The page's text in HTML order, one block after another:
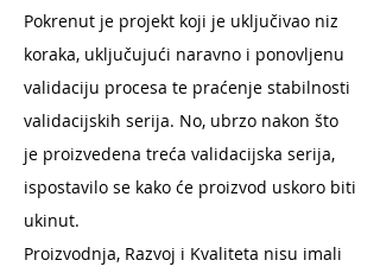
Pokrenut je projekt koji je uključivao niz
koraka, uključujući naravno i ponovljenu
validaciju procesa te praćenje stabilnosti
validacijskih serija. No, ubrzo nakon što
je proizvedena treća validacijska serija,
ispostavilo se kako će proizvod uskoro biti
ukinut.
Proizvodnja, Razvoj i Kvaliteta nisu imali